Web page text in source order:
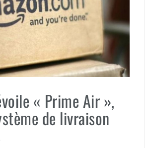
« Prime Air »,
de livraison